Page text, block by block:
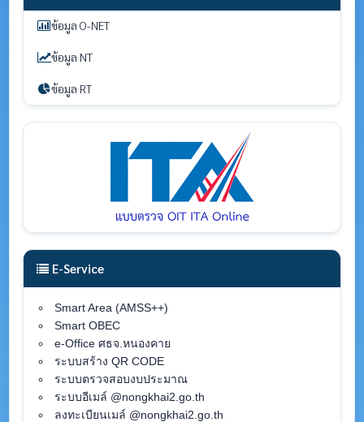
ข้อมูล O-NET
ข้อมูล NT
ข้อมูล RT
E-Service
Smart Area (AMSS++)
Smart OBEC
e-Office ศธจ.หนองคาย
ระบบสร้าง QR CODE
ระบบตรวจสอบงบประมาณ
ระบบอีเมล์ @nongkhai2.go.th
ลงทะเบียนเมล์ @nongkhai2.go.th